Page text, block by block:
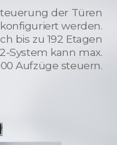
der Türen
werden.
bis zu 192 Etagen
System kann max.
Aufzüge steuern.